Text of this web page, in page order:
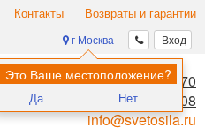
Контакты Возвраты и гарантии
Вход
г Москва
Это Ваше местоположение?
Да Нет
8 (495) 970-00-70
8 (800) 700-11-08
info@svetosila.ru